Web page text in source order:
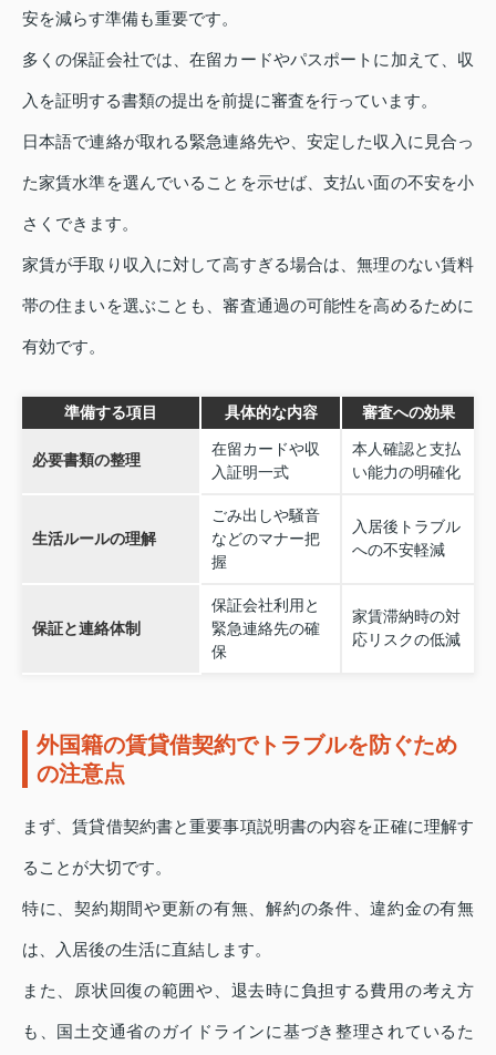
安を減らす準備も重要です。
多くの保証会社では、在留カードやパスポートに加えて、収
入を証明する書類の提出を前提に審査を行っています。
日本語で連絡が取れる緊急連絡先や、安定した収入に見合っ
た家賃水準を選んでいることを示せば、支払い面の不安を小
さくできます。
家賃が手取り収入に対して高すぎる場合は、無理のない賃料
帯の住まいを選ぶことも、審査通過の可能性を高めるために
有効です。
準備する項目 具体的な内容 審査への効果
必要書類の整理
在留カードや収
入証明一式
本人確認と支払
い能力の明確化
生活ルールの理解
ごみ出しや騒音
などのマナー把
握
入居後トラブル
への不安軽減
保証と連絡体制
保証会社利用と
緊急連絡先の確
保
家賃滞納時の対
応リスクの低減
外国籍の賃貸借契約でトラブルを防ぐため
の注意点
まず、賃貸借契約書と重要事項説明書の内容を正確に理解す
ることが大切です。
特に、契約期間や更新の有無、解約の条件、違約金の有無
は、入居後の生活に直結します。
また、原状回復の範囲や、退去時に負担する費用の考え方
も、国土交通省のガイドラインに基づき整理されているた